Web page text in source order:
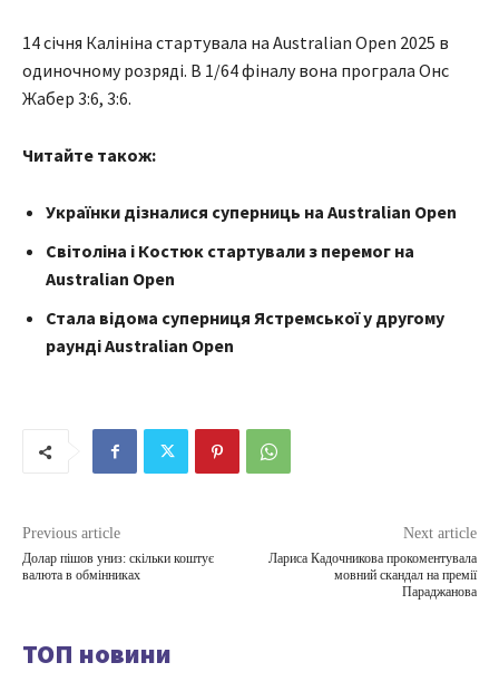
14 січня Калініна стартувала на Australian Open 2025 в
одиночному розряді. В 1/64 фіналу вона програла Онс
Жабер 3:6, 3:6.
Читайте також:
Українки дізналися суперниць на Australian Open
Світоліна і Костюк стартували з перемог на
Australian Open
Стала відома суперниця Ястремської у другому
раунді Australian Open
Previous article
Долар пішов униз: скільки коштує
валюта в обмінниках
Next article
Лариса Кадочникова прокоментувала
мовний скандал на премії
Параджанова
ТОП новини